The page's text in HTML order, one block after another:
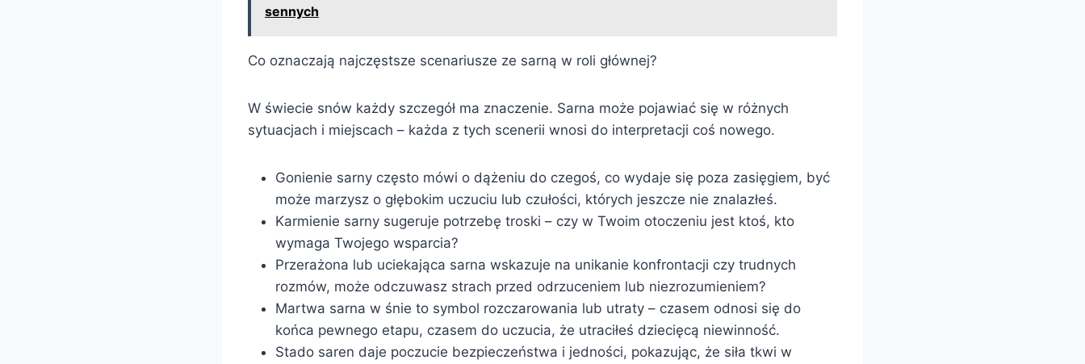
sennych
Co oznaczają najczęstsze scenariusze ze sarną w roli głównej?
W świecie snów każdy szczegół ma znaczenie. Sarna może pojawiać się w różnych
sytuacjach i miejscach – każda z tych scenerii wnosi do interpretacji coś nowego.
Gonienie sarny często mówi o dążeniu do czegoś, co wydaje się poza zasięgiem, być
może marzysz o głębokim uczuciu lub czułości, których jeszcze nie znalazłeś.
Karmienie sarny sugeruje potrzebę troski – czy w Twoim otoczeniu jest ktoś, kto
wymaga Twojego wsparcia?
Przerażona lub uciekająca sarna wskazuje na unikanie konfrontacji czy trudnych
rozmów, może odczuwasz strach przed odrzuceniem lub niezrozumieniem?
Martwa sarna w śnie to symbol rozczarowania lub utraty – czasem odnosi się do
końca pewnego etapu, czasem do uczucia, że utraciłeś dziecięcą niewinność.
Stado saren daje poczucie bezpieczeństwa i jedności, pokazując, że siła tkwi w